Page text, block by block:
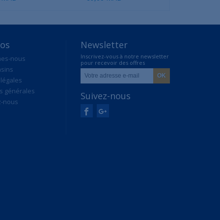
nous
générales
nous
Newsletter
Inscrivez-vous à notre newsletter
pour recevoir des offres
exclusives
Suivez-nous